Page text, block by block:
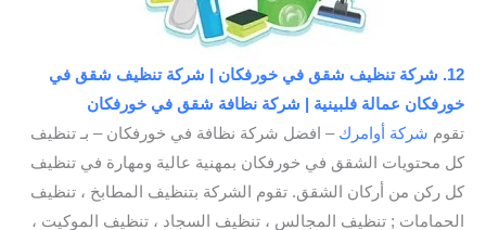
12. شركة تنظيف شقق في خورفكان | شركة تنظيف شقق في
خورفكان عمالة فلبينية | شركة نظافة شقق في خورفكان
تقوم شركة أوامرك – افضل شركة نظافة في خورفكان – بـ تنظيف
كل محتويات الشقق في خورفكان بمهنية عالية ومهارة في تنظيف
كل ركن من أركان الشقق. تقوم الشركة بتنظيف المطابخ ، تنظيف
الحمامات ; تنظيف المجالس ، تنظيف السجاد ، تنظيف الموكيت ،